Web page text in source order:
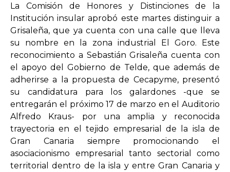
OPINIÓN
PROGRAMAS
La Comisión de Honores y Distinciones de la
Institución insular aprobó este martes distinguir a
Grisaleña, que ya cuenta con una calle que lleva
su nombre en la zona industrial El Goro. Este
reconocimiento a Sebastián Grisaleña cuenta con
el apoyo del Gobierno de Telde, que además de
adherirse a la propuesta de Cecapyme, presentó
su candidatura para los galardones -que se
entregarán el próximo 17 de marzo en el Auditorio
Alfredo Kraus- por una amplia y reconocida
trayectoria en el tejido empresarial de la isla de
Gran Canaria siempre promocionando el
asociacionismo empresarial tanto sectorial como
territorial dentro de la isla y entre Gran Canaria y